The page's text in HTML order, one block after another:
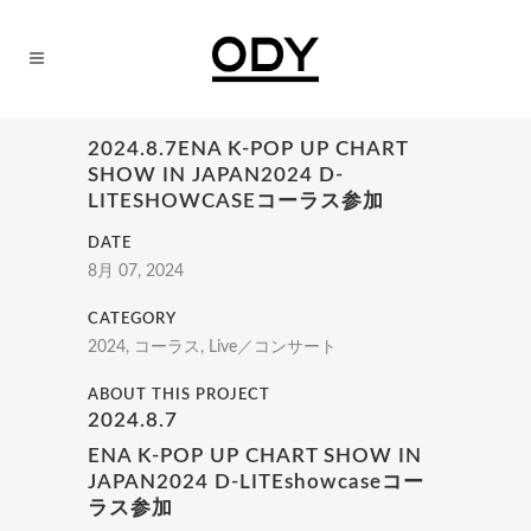
2024.8.7ENA K-POP UP CHART
SHOW IN JAPAN2024 D-
LITESHOWCASEコーラス参加
DATE
8月 07, 2024
CATEGORY
2024, コーラス, Live／コンサート
ABOUT THIS PROJECT
2024.8.7
ENA K-POP UP CHART SHOW IN
JAPAN2024 D-LITEshowcaseコー
ラス参加